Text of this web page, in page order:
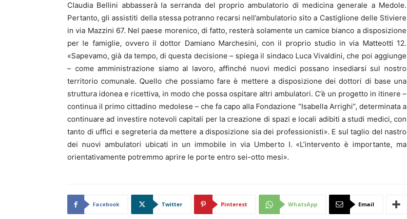
Claudia Bellini abbasserà la serranda del proprio ambulatorio di medicina generale a Medole.
Pertanto, gli assistiti della stessa potranno recarsi nell’ambulatorio sito a Castiglione delle Stiviere
in via Mazzini 67. Nel paese morenico, di fatto, resterà solamente un camice bianco a disposizione
per le famiglie, ovvero il dottor Damiano Marchesini, con il proprio studio in via Matteotti 12.
«Sapevamo, già da tempo, di questa decisione – spiega il sindaco Luca Vivaldini, che poi aggiunge
– come amministrazione siamo al lavoro, affinché nuovi medici possano insediarsi sul nostro
territorio comunale. Quello che possiamo fare è mettere a disposizione dei dottori di base una
struttura idonea e ricettiva, in modo che possa ospitare altri ambulatori. C’è un progetto in itinere –
continua il primo cittadino medolese – che fa capo alla Fondazione “Isabella Arrighi”, determinata a
continuare ad investire notevoli capitali per la creazione di spazi e locali adibiti a studi medici, con
tanto di uffici e segreteria da mettere a disposizione sia dei professionisti». E sul taglio del nastro
dei nuovi ambulatori ubicati in un immobile in via Umberto I. «L’intervento è importante, ma
orientativamente potremmo aprire le porte entro sei-otto mesi».
Facebook Twitter Pinterest WhatsApp Email